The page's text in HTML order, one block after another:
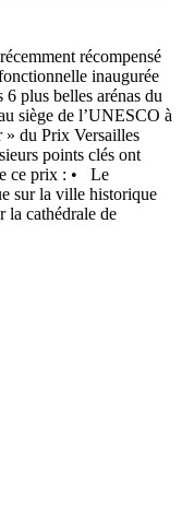
récompensé
inaugurée
plus belles arénas du
siège de l’UNESCO à
du Prix Versailles
points clés ont
ce prix : • Le
sur la ville historique
la cathédrale de